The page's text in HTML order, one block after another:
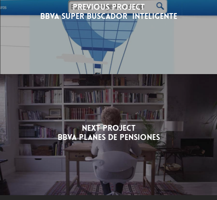
Previous Project
BBVA SUPER BUSCADOR INTELIGENTE
Next Project
BBVA PLANES DE PENSIONES